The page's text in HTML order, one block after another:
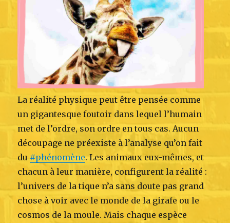
La réalité physique peut être pensée comme
un gigantesque foutoir dans lequel l’humain
met de l’ordre, son ordre en tous cas. Aucun
découpage ne préexiste à l’analyse qu’on fait
du #phénomène. Les animaux eux-mêmes, et
chacun à leur manière, configurent la réalité :
l’univers de la tique n’a sans doute pas grand
chose à voir avec le monde de la girafe ou le
cosmos de la moule. Mais chaque espèce